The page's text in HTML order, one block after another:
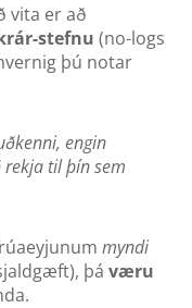
vita er að
stefnu (no-logs
þú notar
engin
til þín sem
myndi
þáværu